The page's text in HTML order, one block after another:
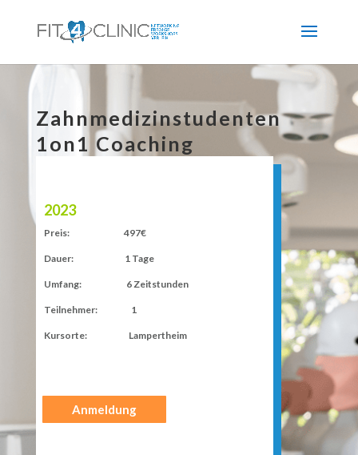
Zahnmedizinstudenten
1on1 Coaching
2023
Preis: 497€
Dauer: 1 Tage
Umfang: 6 Zeitstunden
Teilnehmer: 1
Kursorte: Lampertheim
Anmeldung